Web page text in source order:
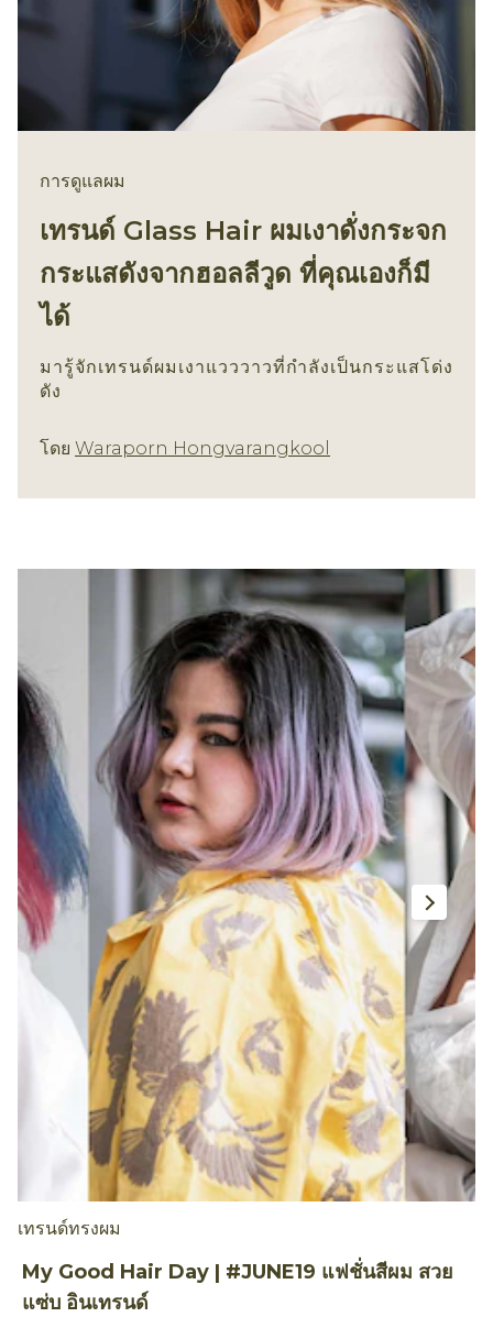
การดูแลผม
เทรนด์ Glass Hair ผมเงาดั่งกระจก
กระแสดังจากฮอลลีวูด ที่คุณเองก็มี
ได้
มารู้จักเทรนด์ผมเงาแวววาวที่กำลังเป็นกระแสโด่ง
ดัง
โดย Waraporn Hongvarangkool
เทรนด์ทรงผม
My Good Hair Day | #JUNE19 แฟชั่นสีผม สวย
แซ่บ อินเทรนด์